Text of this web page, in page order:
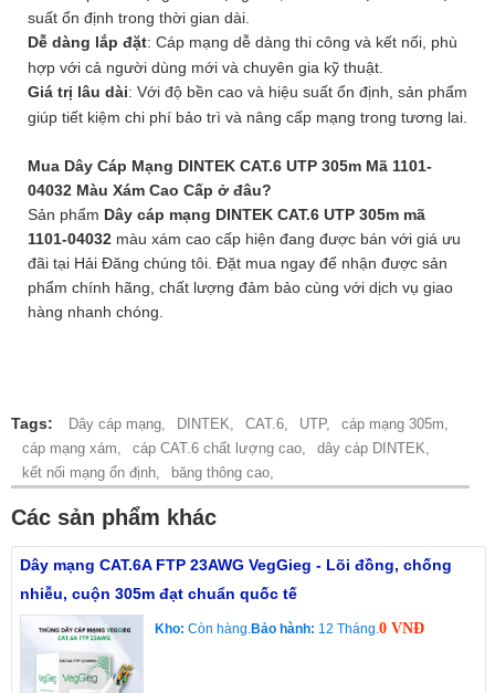
suất ổn định trong thời gian dài.
Dễ dàng lắp đặt: Cáp mạng dễ dàng thi công và kết nối, phù
hợp với cả người dùng mới và chuyên gia kỹ thuật.
Giá trị lâu dài: Với độ bền cao và hiệu suất ổn định, sản phẩm
giúp tiết kiệm chi phí bảo trì và nâng cấp mạng trong tương lai.
Mua Dây Cáp Mạng DINTEK CAT.6 UTP 305m Mã 1101-
04032 Màu Xám Cao Cấp ở đâu?
Sản phẩm Dây cáp mạng DINTEK CAT.6 UTP 305m mã
1101-04032 màu xám cao cấp hiện đang được bán với giá ưu
đãi tại Hải Đăng chúng tôi. Đặt mua ngay để nhận được sản
phẩm chính hãng, chất lượng đảm bảo cùng với dịch vụ giao
hàng nhanh chóng.
Tags: Dây cáp mạng, DINTEK, CAT.6, UTP,
cáp mạng 305m,
cáp mạng xám,
cáp CAT.6 chất lượng cao,
dây cáp DINTEK,
kết nối mạng ổn định,
băng thông cao,
Các sản phẩm khác
Dây mạng CAT.6A FTP 23AWG VegGieg - Lõi đồng, chống
nhiễu, cuộn 305m đạt chuẩn quốc tế
Kho: Còn hàng.Bảo hành: 12 Tháng.0 VNĐ